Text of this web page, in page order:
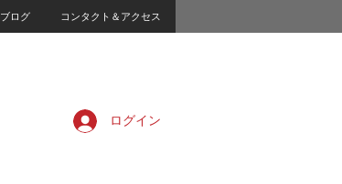
ブログ コンタクト＆アクセス
ログイン